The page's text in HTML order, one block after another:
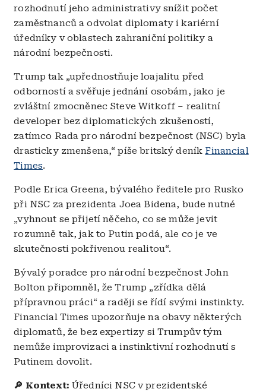
rozhodnutí jeho administrativy snížit počet
zaměstnanců a odvolat diplomaty i kariérní
úředníky v oblastech zahraniční politiky a
národní bezpečnosti.
Trump tak „upřednostňuje loajalitu před
odborností a svěřuje jednání osobám, jako je
zvláštní zmocněnec Steve Witkoff – realitní
developer bez diplomatických zkušeností,
zatímco Rada pro národní bezpečnost (NSC) byla
drasticky zmenšena,“ píše britský deník Financial
Times.
Podle Erica Greena, bývalého ředitele pro Rusko
při NSC za prezidenta Joea Bidena, bude nutné
„vyhnout se přijetí něčeho, co se může jevit
rozumně tak, jak to Putin podá, ale co je ve
skutečnosti pokřivenou realitou“.
Bývalý poradce pro národní bezpečnost John
Bolton připomněl, že Trump „zřídka dělá
přípravnou práci“ a raději se řídí svými instinkty.
Financial Times upozorňuje na obavy některých
diplomatů, že bez expertizy si Trumpův tým
nemůže improvizaci a instinktivní rozhodnutí s
Putinem dovolit.
🔎 Kontext: Úředníci NSC v prezidentské